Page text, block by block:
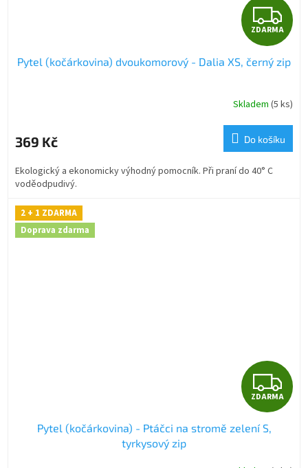
Z
D
A
R
M
A
ZDARMA
Pytel (kočárkovina) dvoukomorový - Dalia XS, černý zip
Skladem (5 ks)
369 Kč Do košíku
Ekologický a ekonomicky výhodný pomocník. Při praní do 40° C
voděodpudivý.
2 + 1 ZDARMA
Doprava zdarma
Z
D
ZDARMA
Pytel (kočárkovina) - Ptáčci na stromě zelení S,
tyrkysový zip